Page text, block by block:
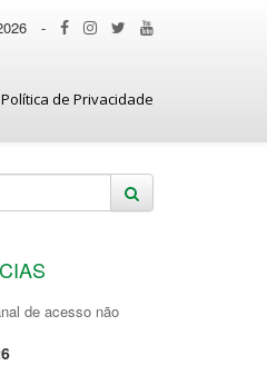
-
Política de Privacidade
de acesso não